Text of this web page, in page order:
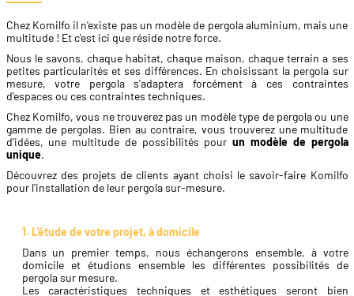
Chez Komilfo il n'existe pas un modèle de pergola aluminium, mais une
multitude ! Et c'est ici que réside notre force.
Nous le savons, chaque habitat, chaque maison, chaque terrain a ses
petites particularités et ses différences. En choisissant la pergola sur
mesure, votre pergola s'adaptera forcément à ces contraintes
d'espaces ou ces contraintes techniques.
Chez Komilfo, vous ne trouverez pas un modèle type de pergola ou une
gamme de pergolas. Bien au contraire, vous trouverez une multitude
d'idées, une multitude de possibilités pourun modèle de pergola
unique.
Découvrez des projets de clients ayant choisi le savoir-faire Komilfo
pour l'installation de leur pergola sur-mesure.
1. L'étude de votre projet, à domicile
​Dans un premier temps, nous échangerons ensemble, à votre
domicile et étudions ensemble les différentes possibilités de
pergola sur mesure.
Les caractéristiques techniques et esthétiques seront bien